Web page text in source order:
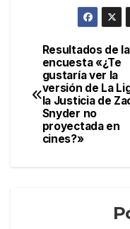
e
b
o
o
k
itt
er
e
gr
a
de
entradas
Resultados de la
encuesta «¿Te
gustaría ver la
versión de La
la Justicia de
Snyder no
proyectada en
cines?»